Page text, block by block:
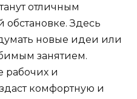
отличным
Здесь
новые идеи или
занятием.
рабочих и
комфортную и